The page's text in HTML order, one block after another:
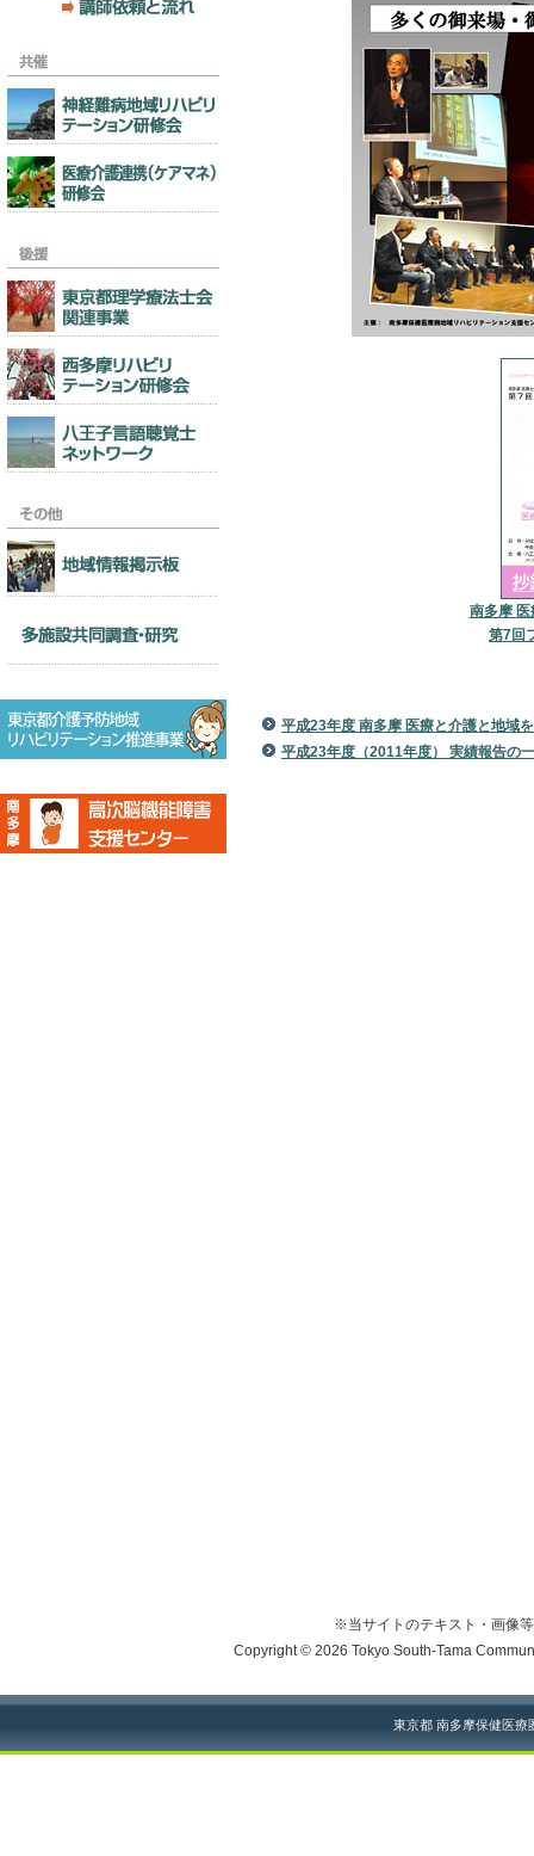
南多摩
第7回
平成23年度 南多摩 医療と介護と地域
平成23年度（2011年度） 実績報告の
※当サイトのテキスト・画像
Copyright © 2026 Tokyo South-Tama
東京都 南多摩保健医療